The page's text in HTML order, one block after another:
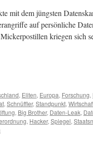
mit dem jüngsten
auf persönliche
kriegen sich
, Eliten, Europa, Forschung,
,Schnüffler,Standpunkt,
, Big Brother, Daten-Leak,
, Hacker,Spiegel,